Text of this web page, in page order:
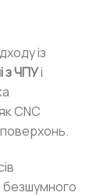
із
з ЧПУі
CNC
безшумного